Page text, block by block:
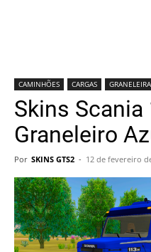
CAMINHÕES CARGAS GRANELEIRA
Skins Scania
Graneleiro
Por SKINS GTS2 - 12 de fevereiro